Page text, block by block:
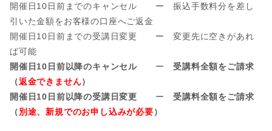
開催日10日前までのキャンセル ー 振込手数料分を差し
引いた金額をお客様の口座へご返金
開催日10日前までの受講日変更 ー 変更先に空きがあれ
ば可能
開催日10日前以降のキャンセル ー受講料全額をご請求
（返金できません）
開催日10日前以降の受講日変更 ー受講料全額をご請求
（別途、新規でのお申し込みが必要）